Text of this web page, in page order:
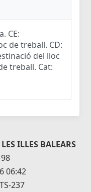
CE:
de treball. CD:
del lloc
treball. Cat:
ILLES BALEARS
06:42
237